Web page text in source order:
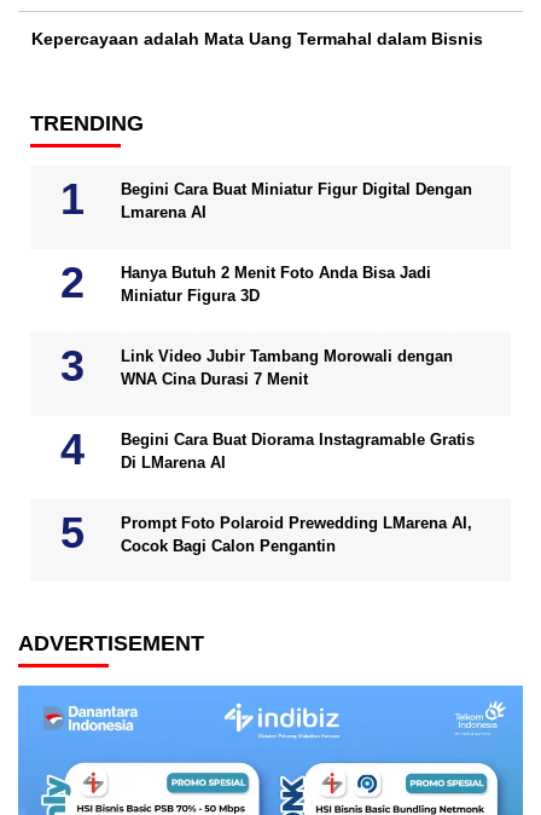
Kepercayaan adalah Mata Uang Termahal dalam Bisnis
TRENDING
Begini Cara Buat Miniatur Figur Digital Dengan
Lmarena AI
Hanya Butuh 2 Menit Foto Anda Bisa Jadi
Miniatur Figura 3D
Link Video Jubir Tambang Morowali dengan
WNA Cina Durasi 7 Menit
Begini Cara Buat Diorama Instagramable Gratis
Di LMarena AI
Prompt Foto Polaroid Prewedding LMarena AI,
Cocok Bagi Calon Pengantin
ADVERTISEMENT